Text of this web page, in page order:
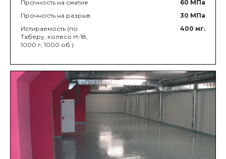
Прочность на сжатие
60 МПа
Прочность на разрыв
30 МПа
Истираемость (по
Таберу, колесо Н-18,
1000 г, 1000 об.)
400 мг.